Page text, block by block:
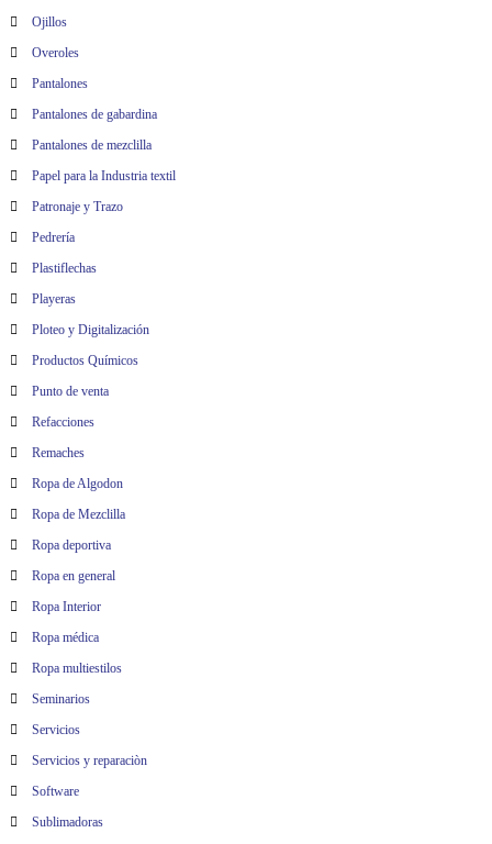
Ojillos
Overoles
Pantalones
Pantalones de gabardina
Pantalones de mezclilla
Papel para la Industria textil
Patronaje y Trazo
Pedrería
Plastiflechas
Playeras
Ploteo y Digitalización
Productos Químicos
Punto de venta
Refacciones
Remaches
Ropa de Algodon
Ropa de Mezclilla
Ropa deportiva
Ropa en general
Ropa Interior
Ropa médica
Ropa multiestilos
Seminarios
Servicios
Servicios y reparaciòn
Software
Sublimadoras